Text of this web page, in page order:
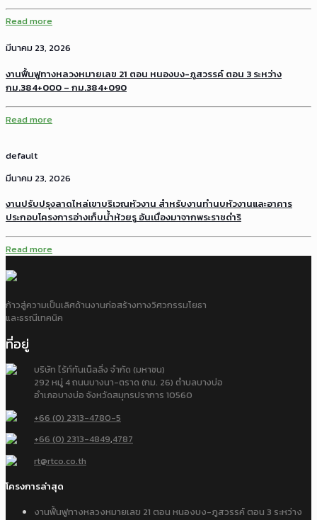
Read more
มีนาคม 23, 2026
งานฟื้นฟูทางหลวงหมายเลข 21 ตอน หนองบง-ภูสวรรค์ ตอน 3 ระหว่าง
กม.384+000 – กม.384+090
Read more
default
มีนาคม 23, 2026
งานปรับปรุงลาดไหล่เขาบริเวณหัวงาน สำหรับงานทำนบหัวงานและอาคาร
ประกอบโครงการอ่างเก็บน้ำห้วยรู อันเนื่องมาจากพระราชดำริ
Read more
ก้าวสู่ความเป็นเลิศด้านงานก่อสร้างทางวิศวกรรมโยธา
และธรณีเทคนิค
ที่อยู่
บริษัท ไร้ท์ทันเน็ลลิ่ง จำกัด (มหาชน)
292 หมู่ 4 ถนนบางนา-ตราด (กม. 26) ตำบลบางบ่อ
อำเภอบางบ่อ จังหวัดสมุทรปราการ 10560
+66 (0) 2313-4780-5
+66 (0) 2313-4849,4787
rt@rtco.co.th
โครงการล่าสุด
งานฟื้นฟูทางหลวงหมายเลข 21 ตอน หนองบง-ภูสวรรค์ ตอน 3 ระหว่าง